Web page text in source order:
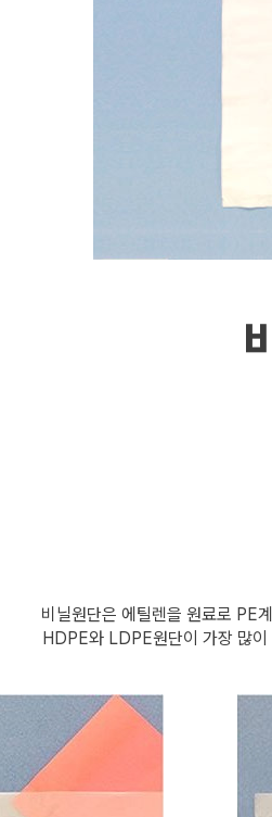
비닐원단은 에틸렌을 원료로 PE
HDPE와 LDPE원단이 가장 많이